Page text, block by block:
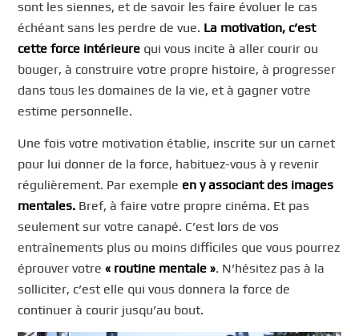
sont les siennes, et de savoir les faire évoluer le cas
échéant sans les perdre de vue. La motivation, c’est
cette force intérieure qui vous incite à aller courir ou
bouger, à construire votre propre histoire, à progresser
dans tous les domaines de la vie, et à gagner votre
estime personnelle.
Une fois votre motivation établie, inscrite sur un carnet
pour lui donner de la force, habituez-vous à y revenir
régulièrement. Par exemple en y associant des images
mentales. Bref, à faire votre propre cinéma. Et pas
seulement sur votre canapé. C’est lors de vos
entraînements plus ou moins difficiles que vous pourrez
éprouver votre« routine mentale ». N’hésitez pas à la
solliciter, c’est elle qui vous donnera la force de
continuer à courir jusqu’au bout.